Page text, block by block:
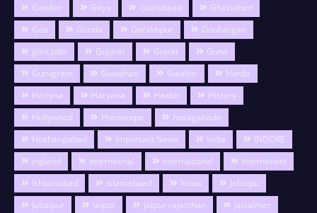
Gawlior
Gaya Gaziabaad
Ghaziabad
Goa
Gonda Gorakhpur
Gouhargan
govt.jobs
Gujarat Gujrat
Guna
Gurugram
Guwahati Gwalior
Harda
Hariyna
Haryana Health
History
Hollywood
Horoscope
hosagabade
Hoshangabad
Important News India
INDORE
ingland
Internatinal international
Internationl
Ishlamabad
islamabaad Itawa
Jabalpu
Jabalpur
Jaipur jaipur rajasthan
Jaisalmer